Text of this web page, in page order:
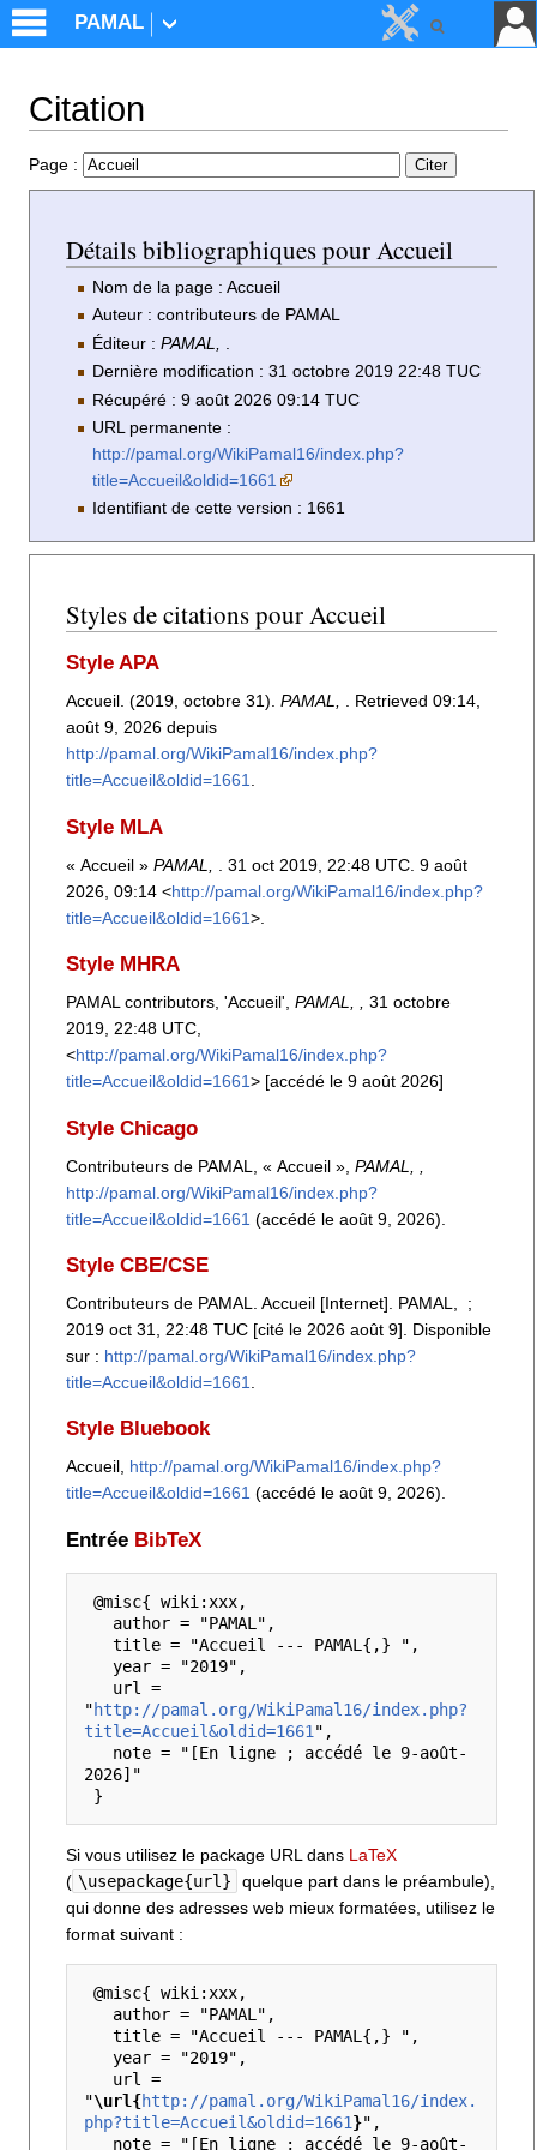
Citation
Page :
Détails bibliographiques pour Accueil
Nom de la page : Accueil
Auteur : contributeurs de PAMAL
Éditeur :PAMAL,
Dernière modification : 31 octobre 2019 22:48 TUC
Récupéré : 9 août 2026 09:14 TUC
URL permanente :
http://pamal.org/WikiPamal16/index.php?
title=Accueil&oldid=1661
Identifiant de cette version : 1661
Styles de citations pour Accueil
Style APA
Accueil. (2019, octobre 31). PAMAL, . Retrieved 09:14,
août 9, 2026 depuis
http://pamal.org/WikiPamal16/index.php?
title=Accueil&oldid=1661.
Style MLA
« Accueil » PAMAL,
. 31 oct 2019, 22:48 UTC. 9 août
2026, 09:14 <http://pamal.org/WikiPamal16/index.php?
title=Accueil&oldid=1661>.
Style MHRA
PAMAL contributors, 'Accueil', PAMAL, , 31 octobre
2019, 22:48 UTC,
<http://pamal.org/WikiPamal16/index.php?
title=Accueil&oldid=1661> [accédé le 9 août 2026]
Style Chicago
Contributeurs de PAMAL, « Accueil », PAMAL, ,
http://pamal.org/WikiPamal16/index.php?
title=Accueil&oldid=1661 (accédé le août 9, 2026).
Style CBE/CSE
Contributeurs de PAMAL. Accueil [Internet]. PAMAL, ;
2019 oct 31, 22:48 TUC [cité le 2026 août 9]. Disponible
sur : http://pamal.org/WikiPamal16/index.php?
title=Accueil&oldid=1661
Style Bluebook
Accueil, http://pamal.org/WikiPamal16/index.php?
title=Accueil&oldid=1661 (accédé le août 9, 2026).
Entrée BibTeX
"http://pamal.org/WikiPamal16/index.php?
title=Accueil&oldid=1661 ",
2026]"
Si vous utilisez le package URL dans LaTeX
( \usepackage{url}
quelque part dans le préambule),
qui donne des adresses web mieux formatées, utilisez le
format suivant :
"\url{http://pamal.org/WikiPamal16/index.
php?title=Accueil&oldid=1661}",
PAMAL